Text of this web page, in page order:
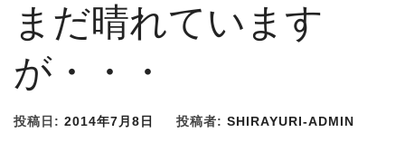
まだ晴れています
が・・・
投稿日: 2014年7月8日 投稿者: SHIRAYURI-ADMIN